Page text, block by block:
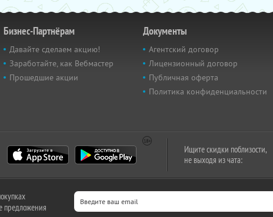
Бизнес-Партнёрам
Давайте сделаем акцию!
Заработайте, как Вебмастер
Прошедшие акции
Документы
Агентский договор
Лицензионный договор
Публичная оферта
Политика конфиденциальности
Ищите скидки поблизости,
не выходя из чата:
предложения